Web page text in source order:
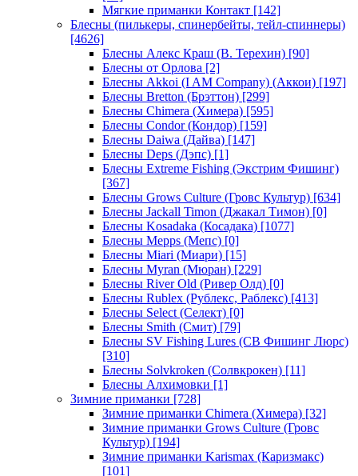
Мягкие приманки Контакт [142]
Блесны (пилькеры, спинербейты, тейл-спиннеры)
[4626]
Блесны Алекс Краш (В. Терехин) [90]
Блесны от Орлова [2]
Блесны Akkoi (I AM Company) (Аккои) [197]
Блесны Bretton (Брэттон) [299]
Блесны Chimera (Химера) [595]
Блесны Condor (Кондор) [159]
Блесны Daiwa (Дайва) [147]
Блесны Deps (Дэпс) [1]
Блесны Extreme Fishing (Экстрим Фишинг)
[367]
Блесны Grows Culture (Гровс Культур) [634]
Блесны Jackall Timon (Джакал Тимон) [0]
Блесны Kosadaka (Косадака) [1077]
Блесны Mepps (Мепс) [0]
Блесны Miari (Миари) [15]
Блесны Myran (Мюран) [229]
Блесны River Old (Ривер Олд) [0]
Блесны Rublex (Рублекс, Раблекс) [413]
Блесны Select (Селект) [0]
Блесны Smith (Смит) [79]
Блесны SV Fishing Lures (СВ Фишинг Люрс)
[310]
Блесны Solvkroken (Солвкрокен) [11]
Блесны Алхимовки [1]
Зимние приманки [728]
Зимние приманки Chimera (Химера) [32]
Зимние приманки Grows Culture (Гровс
Культур) [194]
Зимние приманки Karismax (Каризмакс)
[101]